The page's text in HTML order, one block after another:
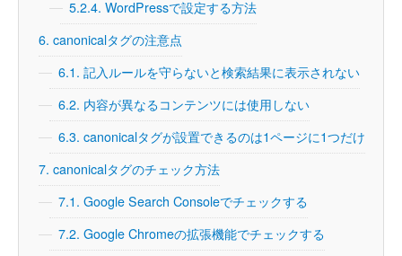
5.2.4. WordPressで設定する方法
6. canonicalタグの注意点
6.1. 記入ルールを守らないと検索結果に表示されない
6.2. 内容が異なるコンテンツには使用しない
6.3. canonicalタグが設置できるのは1ページに1つだけ
7. canonicalタグのチェック方法
7.1. Google Search Consoleでチェックする
7.2. Google Chromeの拡張機能でチェックする